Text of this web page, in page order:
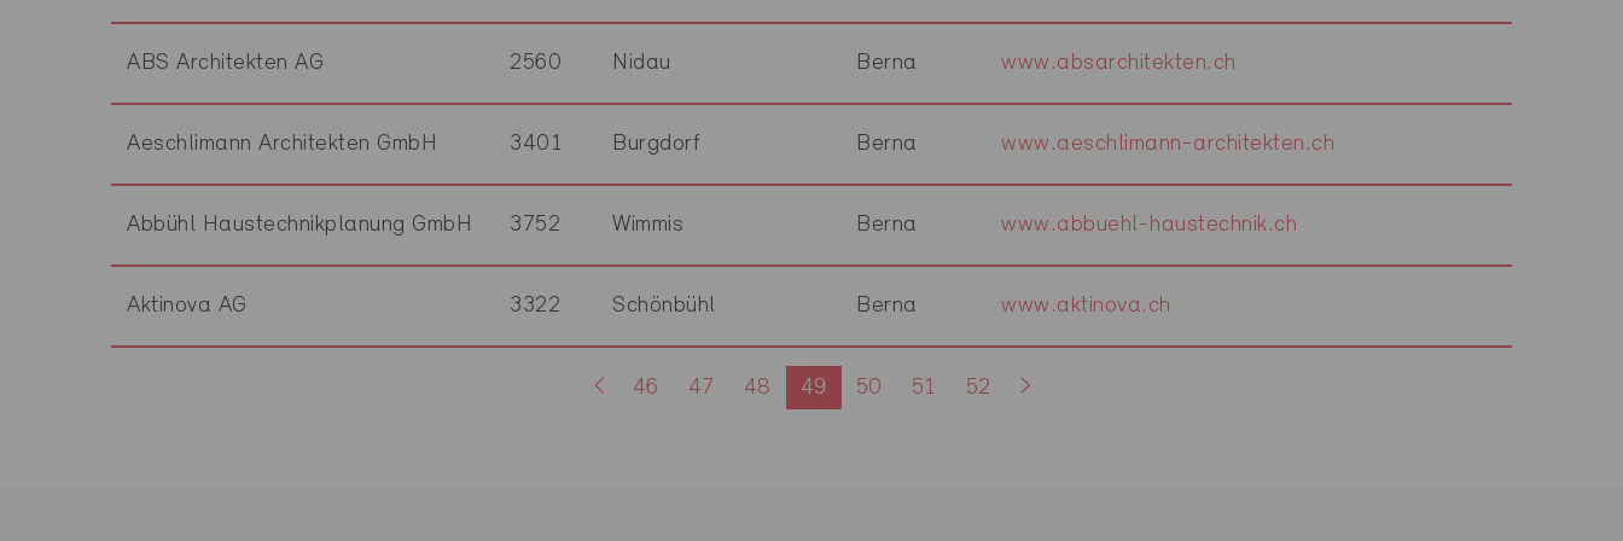
ABS Architekten AG 2560 Nidau Berna www.absarchitekten.ch
Aeschlimann Architekten GmbH 3401 Burgdorf Berna www.aeschlimann-architekten.ch
Abbühl Haustechnikplanung GmbH 3752 Wimmis Berna www.abbuehl-haustechnik.ch
Aktinova AG 3322 Schönbühl Berna www.aktinova.ch
46 47 48 49 50 51 52